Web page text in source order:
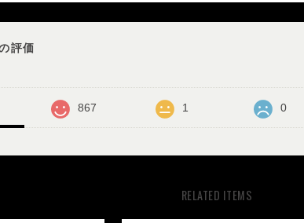
評価
867 1 0
RELATED ITEMS